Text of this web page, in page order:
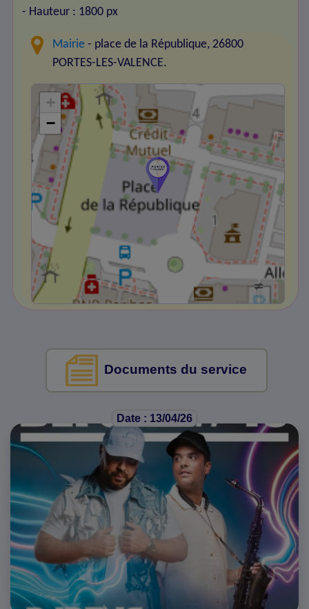
- Hauteur : 1800 px
Mairie - place de la République, 26800
PORTES-LES-VALENCE.
+
−
Documents du service
Date : 13/04/26